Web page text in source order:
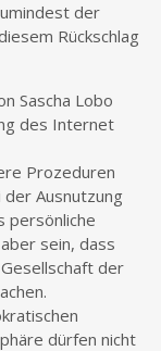
der
Rückschlag
Sascha Lobo
des Internet
Prozeduren
der Ausnutzung
persönliche
sein, dass
der
dürfen nicht